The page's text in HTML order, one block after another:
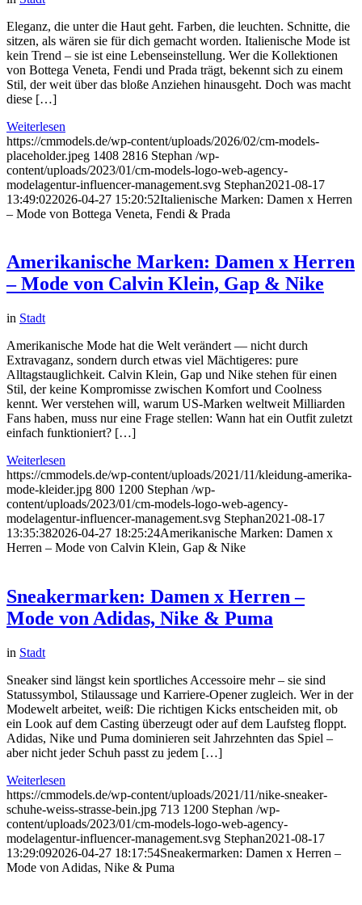
Eleganz, die unter die Haut geht. Farben, die leuchten. Schnitte, die
sitzen, als wären sie für dich gemacht worden. Italienische Mode ist
kein Trend – sie ist eine Lebenseinstellung. Wer die Kollektionen
von Bottega Veneta, Fendi und Prada trägt, bekennt sich zu einem
Stil, der weit über das bloße Anziehen hinausgeht. Doch was macht
diese […]
Weiterlesen
https://cmmodels.de/wp-content/uploads/2026/02/cm-models-
placeholder.jpeg 1408 2816 Stephan /wp-
content/uploads/2023/01/cm-models-logo-web-agency-
modelagentur-influencer-management.svg Stephan2021-08-17
13:49:022026-04-27 15:20:52Italienische Marken: Damen x Herren
– Mode von Bottega Veneta, Fendi & Prada
Amerikanische Marken: Damen x Herren
– Mode von Calvin Klein, Gap & Nike
in Stadt
Amerikanische Mode hat die Welt verändert — nicht durch
Extravaganz, sondern durch etwas viel Mächtigeres: pure
Alltagstauglichkeit. Calvin Klein, Gap und Nike stehen für einen
Stil, der keine Kompromisse zwischen Komfort und Coolness
kennt. Wer verstehen will, warum US-Marken weltweit Milliarden
Fans haben, muss nur eine Frage stellen: Wann hat ein Outfit zuletzt
einfach funktioniert? […]
Weiterlesen
https://cmmodels.de/wp-content/uploads/2021/11/kleidung-amerika-
mode-kleider.jpg 800 1200 Stephan /wp-
content/uploads/2023/01/cm-models-logo-web-agency-
modelagentur-influencer-management.svg Stephan2021-08-17
13:35:382026-04-27 18:25:24Amerikanische Marken: Damen x
Herren – Mode von Calvin Klein, Gap & Nike
Sneakermarken: Damen x Herren –
Mode von Adidas, Nike & Puma
in Stadt
Sneaker sind längst kein sportliches Accessoire mehr – sie sind
Statussymbol, Stilaussage und Karriere-Opener zugleich. Wer in der
Modewelt arbeitet, weiß: Die richtigen Kicks entscheiden mit, ob
ein Look auf dem Casting überzeugt oder auf dem Laufsteg floppt.
Adidas, Nike und Puma dominieren seit Jahrzehnten das Spiel –
aber nicht jeder Schuh passt zu jedem […]
Weiterlesen
https://cmmodels.de/wp-content/uploads/2021/11/nike-sneaker-
schuhe-weiss-strasse-bein.jpg 713 1200 Stephan /wp-
content/uploads/2023/01/cm-models-logo-web-agency-
modelagentur-influencer-management.svg Stephan2021-08-17
13:29:092026-04-27 18:17:54Sneakermarken: Damen x Herren –
Mode von Adidas, Nike & Puma